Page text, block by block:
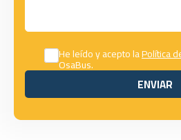
He leído y acepto laPolítica
OsaBus.
ENVIAR
ENVIAR